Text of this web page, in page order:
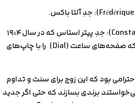
کنستانت استاس (Constant Stas): جدِ پیتر استاس که در سال ۱۹۰۴
شرکتی را تاسیس کرده بود که صفحه‌های ساعت (Dial) را با چاپ‌های
بود که این زوج برای سنت و تداوم
برندی بسازند که حتی اگر جدید